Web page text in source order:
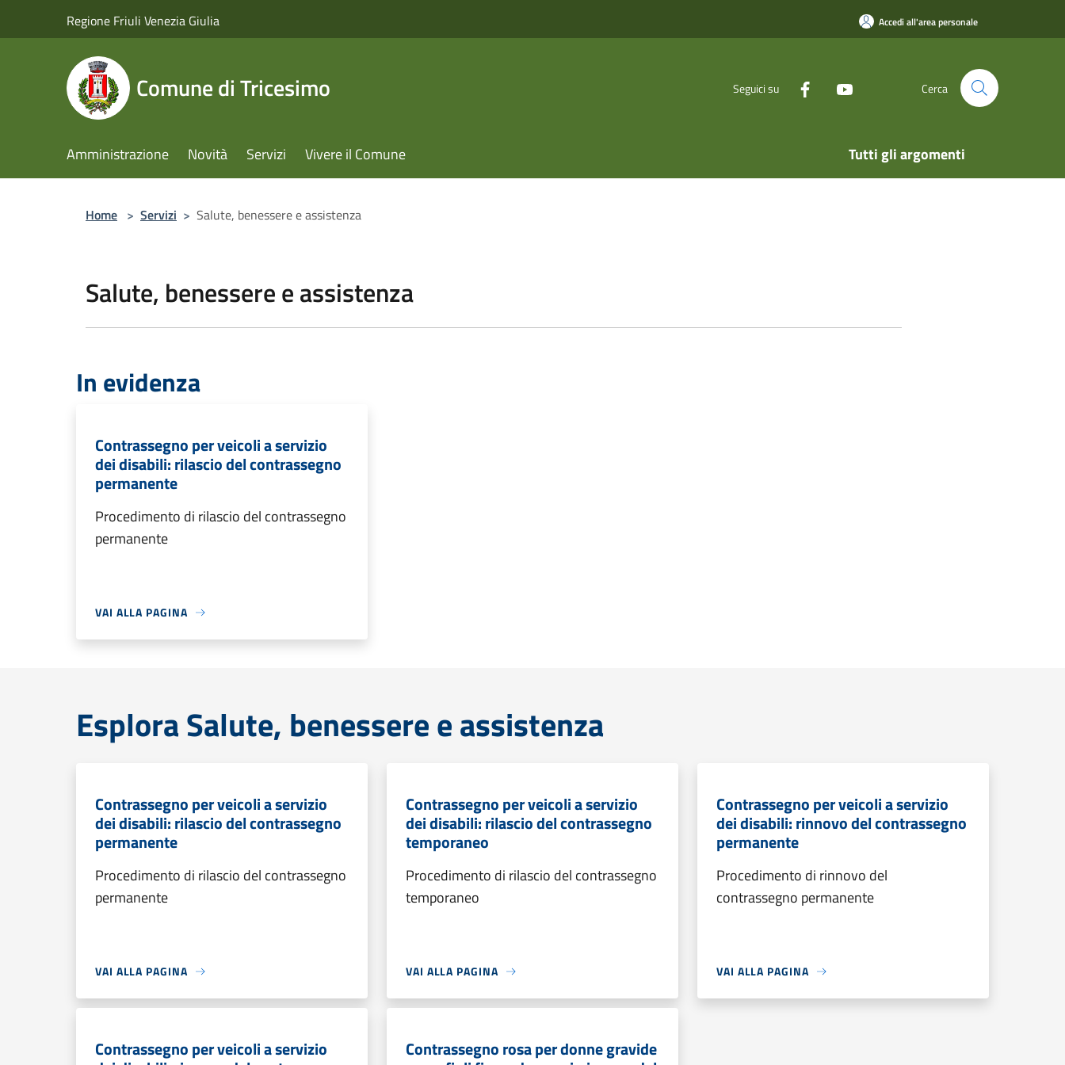
Regione Friuli Venezia Giulia Accedi all'area personale
Comune di Tricesimo Seguici su Cerca
Amministrazione Novità Servizi Vivere il Comune Tutti gli argomenti
Home > Servizi > Salute, benessere e assistenza
Salute, benessere e assistenza
In evidenza
Contrassegno per veicoli a servizio
dei disabili: rilascio del contrassegno
permanente
Procedimento di rilascio del contrassegno
permanente
VAI ALLA PAGINA
Esplora Salute, benessere e assistenza
Contrassegno per veicoli a servizio
dei disabili: rilascio del contrassegno
permanente
Procedimento di rilascio del contrassegno
permanente
VAI ALLA PAGINA
Contrassegno per veicoli a servizio
dei disabili: rilascio del contrassegno
temporaneo
Procedimento di rilascio del contrassegno
temporaneo
VAI ALLA PAGINA
Contrassegno per veicoli a servizio
dei disabili: rinnovo del contrassegno
permanente
Procedimento di rinnovo del
contrassegno permanente
VAI ALLA PAGINA
Contrassegno per veicoli a servizio Contrassegno rosa per donne gravide